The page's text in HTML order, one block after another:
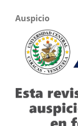
Auspicio